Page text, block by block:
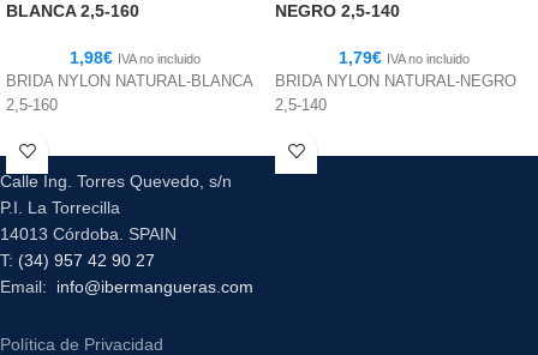
BLANCA 2,5-160
1,98€ IVA no incluido
BRIDA NYLON NATURAL-BLANCA
2,5-160
NEGRO 2,5-140
1,79€ IVA no incluido
BRIDA NYLON NATURAL-NEGRO
2,5-140
Calle Ing. Torres Quevedo, s/n
P.I. La Torrecilla
14013 Córdoba. SPAIN
T: (34) 957 42 90 27
Email: info@ibermangueras.com
Política de Privacidad